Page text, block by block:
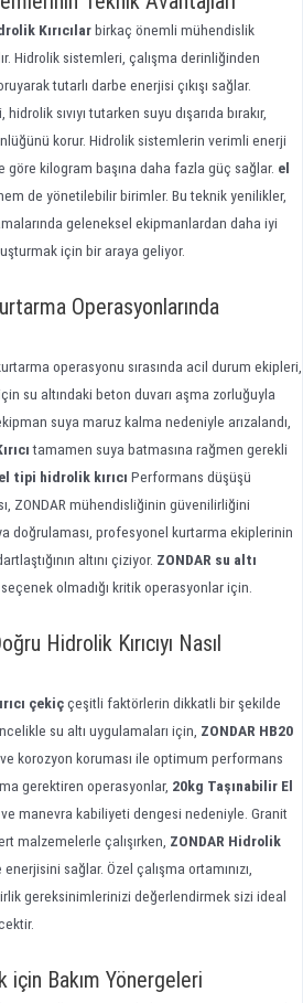
Kırıcılarbirkaç önemli mühendislik
Hidrolik sistemleri, çalışma derinliğinden
tutarlı darbe enerjisi çıkışı sağlar.
sıvıyı tutarken suyu dışarıda bırakır,
korur. Hidrolik sistemlerin verimli enerji
göre kilogram başına daha fazla güç sağlar. el
de yönetilebilir birimler. Bu teknik yenilikler,
geleneksel ekipmanlardan daha iyi
için bir araya geliyor.
Operasyonlarında
operasyonu sırasında acil durum ekipleri,
su altındaki beton duvarı aşma zorluğuyla
suya maruz kalma nedeniyle arızalandı,
tamamen suya batmasına rağmen gerekli
el tipi hidrolik kırıcı Performans düşüşü
ZONDAR mühendisliğinin güvenilirliğini
doğrulaması, profesyonel kurtarma ekiplerinin
altını çiziyor. ZONDAR su altı
olmadığı kritik operasyonlar için.
Hidrolik Kırıcıyı Nasıl
çekiççeşitli faktörlerin dikkatli bir şekilde
su altı uygulamaları için, ZONDAR HB20
ve korozyon koruması ile optimum performans
gerektiren operasyonlar, 20kg Taşınabilir El
manevra kabiliyeti dengesi nedeniyle. Granit
malzemelerle çalışırken, ZONDAR Hidrolik
sağlar. Özel çalışma ortamınızı,
gereksinimlerinizi değerlendirmek sizi ideal
için Bakım Yönergeleri